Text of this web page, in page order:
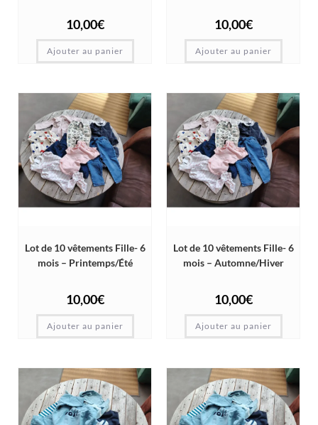
10,00€
Ajouter au panier
10,00€
Ajouter au panier
Lot de 10 vêtements Fille- 6
mois – Printemps/Été
10,00€
Ajouter au panier
Lot de 10 vêtements Fille- 6
mois – Automne/Hiver
10,00€
Ajouter au panier